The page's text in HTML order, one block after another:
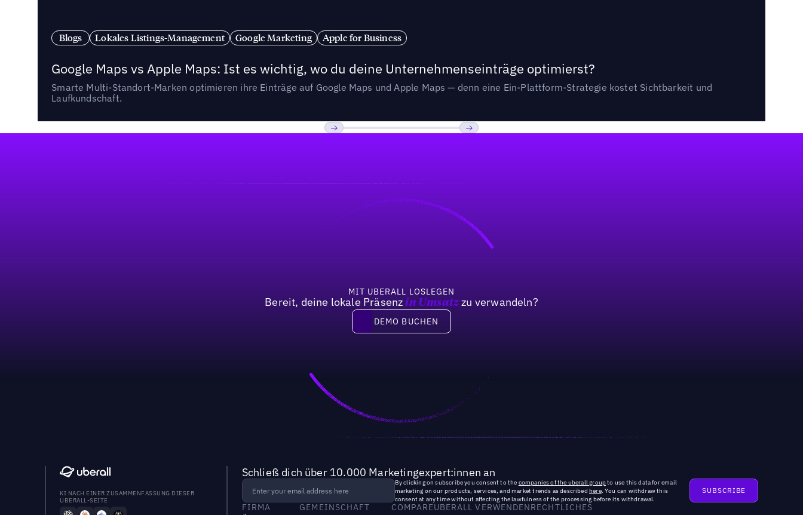
Blogs Lokales Listings-Management Google Marketing Apple for Business
Google Maps vs Apple Maps: Ist es wichtig, wo du deine Unternehmenseinträge optimierst?
Smarte Multi-Standort-Marken optimieren ihre Einträge auf Google Maps und Apple Maps — denn eine Ein-Plattform-Strategie kostet Sichtbarkeit und
Laufkundschaft.
MIT UBERALL LOSLEGEN
Bereit, deine lokale Präsenzin Umsatzzu verwandeln?
DEMO BUCHEN
DEMO BUCHEN
KI NACH EINER ZUSAMMENFASSUNG DIESER
UBERALL-SEITE
Schließ dich über 10.000 Marketingexpert:innen an
By clicking on subscribe you consent to the companies of the uberall groupto use this data for email
marketing on our products, services, and market trends as described here. You can withdraw this
consent at any time without affecting the lawfulness of the processing before its withdrawal.
FIRMA
GEMEINSCHAFT
COMPAREUBERALL VERWENDENRECHTLICHES